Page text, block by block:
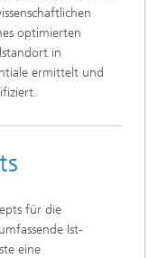
optimierten
in
ermittelt und
für die
Ist-
eine